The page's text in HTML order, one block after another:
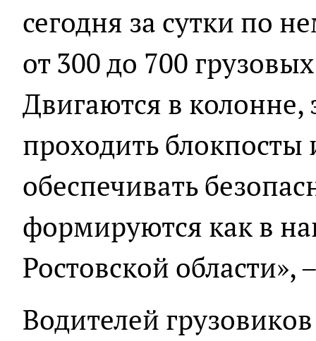
сегодня за сутки по
от 300 до 700
Двигаются в колонне,
проходить
обеспечивать
формируются как в
Ростовской области»,
Водителей